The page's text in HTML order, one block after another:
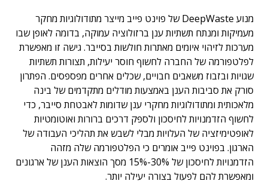
מנוע DeepWaste של פוינט פייב מייצר מתודולוגיות מחקר
מעמיקות ומנתח תשתיות ענן ברזולוציה עמוקה, בדומה לאופן שבו
מערכות לזיהוי איומים מאתרות חולשות בסייבר. גישה זו מאפשרת
לפלטפורמה של החברה לחשוף חוסר יעילות, תצורות תשתיות
שגויות ובזבוז משאבים חבויים, שכלים אחרים מפספסים. הפתרון
סורק את סביבות הענן באמצעות מודלים מתקדמים של בינה
מלאכותית ומתודולוגיות מחקרי ענן שדומות לאבטחת סייבר, כדי
לחשוף הזדמנויות לחיסכון ולספק דרכים ברורות ואוטומטיות
לאופטימיזציה של העלויות מבלי לשבש את תהליכי העבודה של
הארגון. בפוינט פייב אומרים כי הפלטפורמה שלה מזהה
הזדמנויות לחיסכון של 30%-15% מסך הוצאות הענן של ארגונים
ומאפשרת להם לפעול בצורה יעילה יותר.